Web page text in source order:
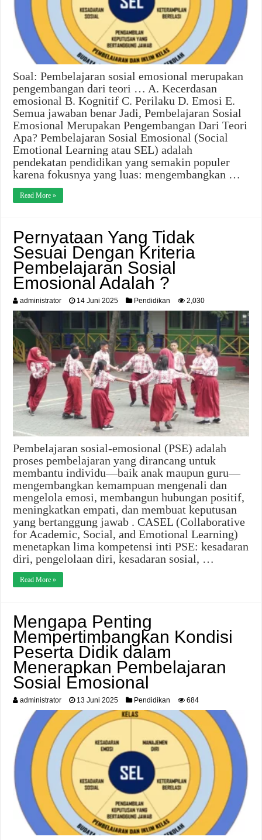
Soal: Pembelajaran sosial emosional merupakan
pengembangan dari teori … A. Kecerdasan
emosional B. Kognitif C. Perilaku D. Emosi E.
Semua jawaban benar Jadi, Pembelajaran Sosial
Emosional Merupakan Pengembangan Dari Teori
Apa? Pembelajaran Sosial Emosional (Social
Emotional Learning atau SEL) adalah
pendekatan pendidikan yang semakin populer
karena fokusnya yang luas: mengembangkan …
Read More »
Pernyataan Yang Tidak
Sesuai Dengan Kriteria
Pembelajaran Sosial
Emosional Adalah ?
administrator 14 Juni 2025 Pendidikan 2,030
Pembelajaran sosial-emosional (PSE) adalah
proses pembelajaran yang dirancang untuk
membantu individu—baik anak maupun guru—
mengembangkan kemampuan mengenali dan
mengelola emosi, membangun hubungan positif,
meningkatkan empati, dan membuat keputusan
yang bertanggung jawab . CASEL (Collaborative
for Academic, Social, and Emotional Learning)
menetapkan lima kompetensi inti PSE: kesadaran
diri, pengelolaan diri, kesadaran sosial, …
Read More »
Mengapa Penting
Mempertimbangkan Kondisi
Peserta Didik dalam
Menerapkan Pembelajaran
Sosial Emosional
administrator 13 Juni 2025 Pendidikan 684